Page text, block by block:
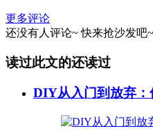
更多评论
还没有人评论~ 快来抢沙发吧~
读过此文的还读过
DIY从入门到放弃